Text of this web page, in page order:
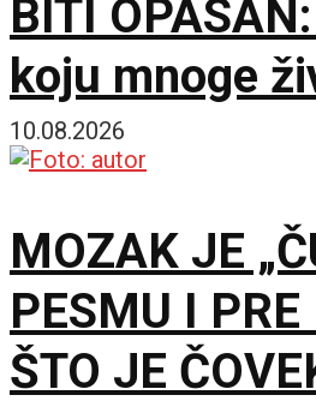
BITI
koju mnoge
jedva primete
10.08.2026
MOZAK JE
PESMU I PRE
ŠTO JE